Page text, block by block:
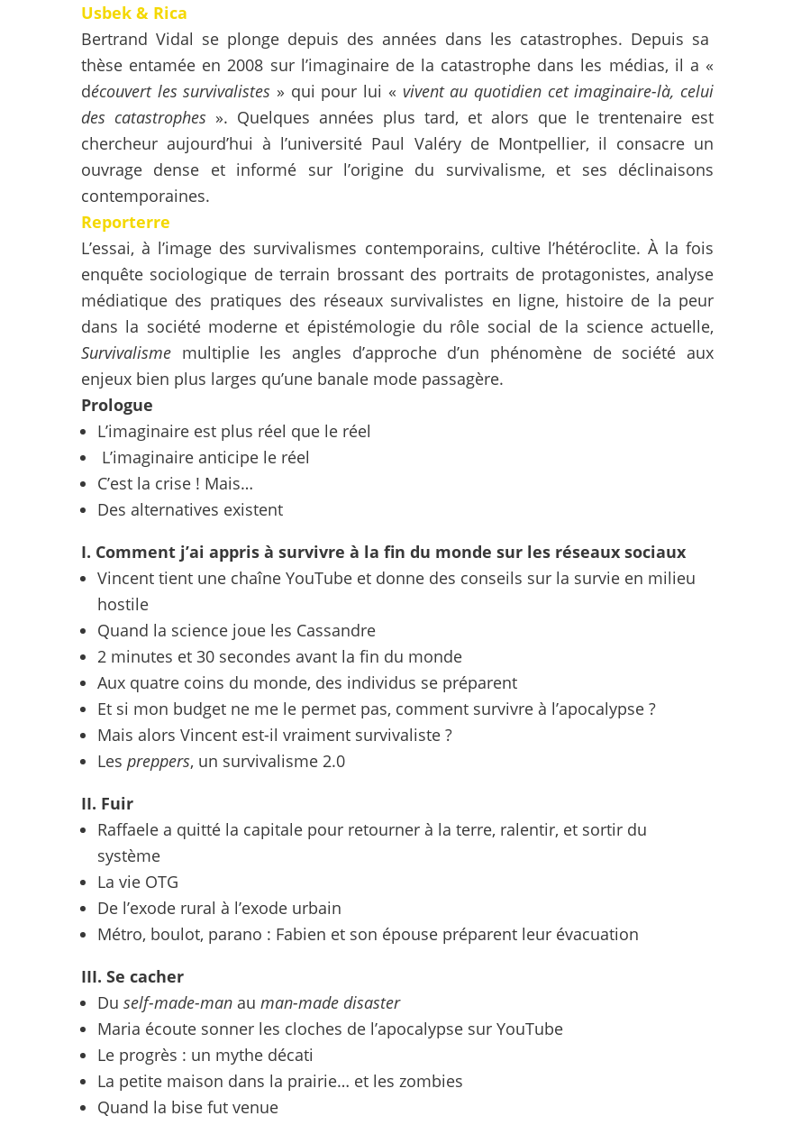
Usbek & Rica
Bertrand Vidal se plonge depuis des années dans les catastrophes. Depuis sa
thèse entamée en 2008 sur l’imaginaire de la catastrophe dans les médias, il a «
découvert les survivalistes » qui pour lui « vivent au quotidien cet imaginaire-là, celui
des catastrophes ». Quelques années plus tard, et alors que le trentenaire est
chercheur aujourd’hui à l’université Paul Valéry de Montpellier, il consacre un
ouvrage dense et informé sur l’origine du survivalisme, et ses déclinaisons
contemporaines.
Reporterre
L’essai, à l’image des survivalismes contemporains, cultive l’hétéroclite. À la fois
enquête sociologique de terrain brossant des portraits de protagonistes, analyse
médiatique des pratiques des réseaux survivalistes en ligne, histoire de la peur
dans la société moderne et épistémologie du rôle social de la science actuelle,
Survivalisme multiplie les angles d’approche d’un phénomène de société aux
enjeux bien plus larges qu’une banale mode passagère.
Prologue
L’imaginaire est plus réel que le réel
L’imaginaire anticipe le réel
C’est la crise ! Mais…
Des alternatives existent
I. Comment j’ai appris à survivre à la fin du monde sur les réseaux sociaux
Vincent tient une chaîne YouTube et donne des conseils sur la survie en milieu
hostile
Quand la science joue les Cassandre
2 minutes et 30 secondes avant la fin du monde
Aux quatre coins du monde, des individus se préparent
Et si mon budget ne me le permet pas, comment survivre à l’apocalypse ?
Mais alors Vincent est-il vraiment survivaliste ?
Les preppers, un survivalisme 2.0
II. Fuir
Raffaele a quitté la capitale pour retourner à la terre, ralentir, et sortir du
système
La vie OTG
De l’exode rural à l’exode urbain
Métro, boulot, parano : Fabien et son épouse préparent leur évacuation
III. Se cacher
Du self-made-man au man-made disaster
Maria écoute sonner les cloches de l’apocalypse sur YouTube
Le progrès : un mythe décati
La petite maison dans la prairie… et les zombies
Quand la bise fut venue